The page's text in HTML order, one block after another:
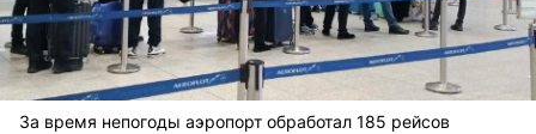
За время непогоды аэропорт обработал 185 рейсов